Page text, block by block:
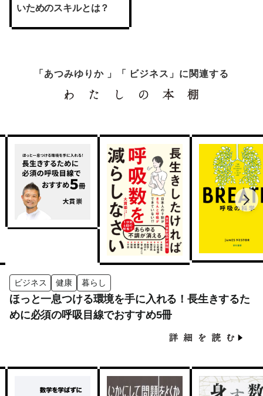
いためのスキルとは？
「あつみゆりか 」「 ビジネス」に関連する
ビジネス 健康 暮らし
ほっと一息つける環境を手に入れる！長生きするた
めに必須の呼吸目線でおすすめ5冊